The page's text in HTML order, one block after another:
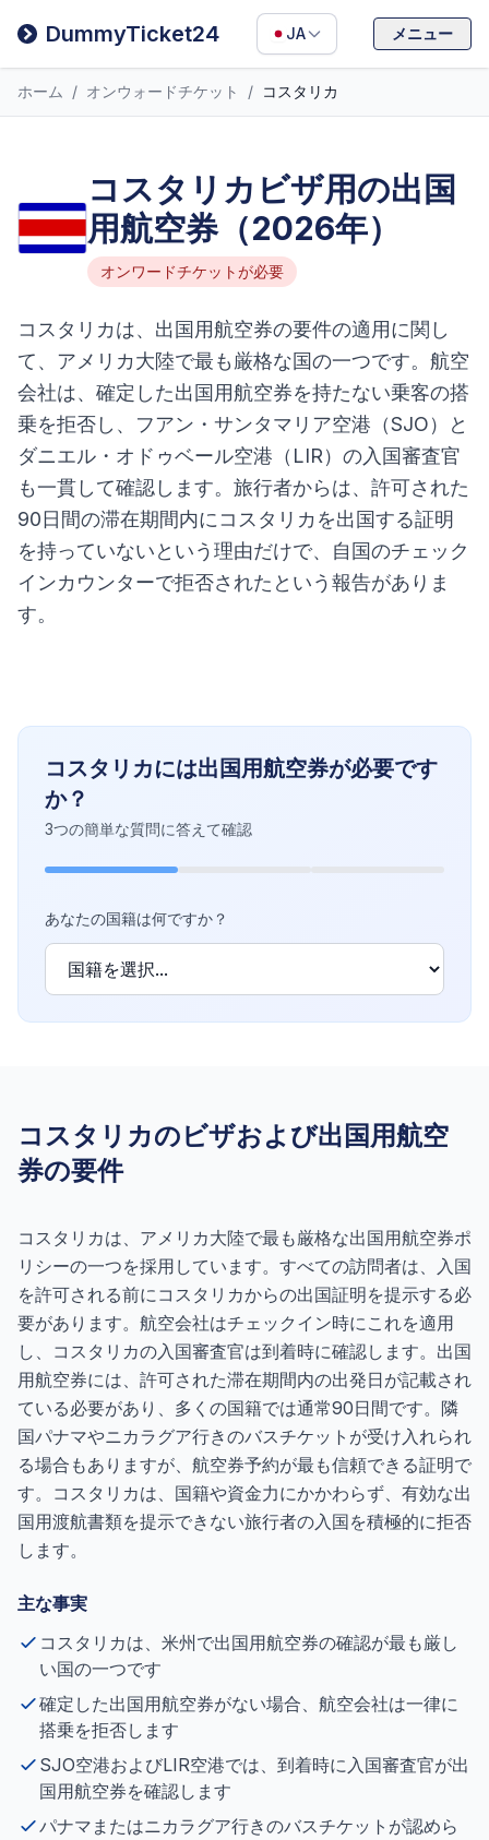
DummyTicket24 JA
Filipino
Deutsch
Español
メニュー
ホーム / オンウォードチケット / コスタリカ
コスタリカビザ用の出国
用航空券（2026年）
オンワードチケットが必要
コスタリカは、出国用航空券の要件の適用に関し
て、アメリカ大陸で最も厳格な国の一つです。航空
会社は、確定した出国用航空券を持たない乗客の搭
乗を拒否し、フアン・サンタマリア空港（SJO）と
ダニエル・オドゥベール空港（LIR）の入国審査官
も一貫して確認します。旅行者からは、許可された
90日間の滞在期間内にコスタリカを出国する証明
を持っていないという理由だけで、自国のチェック
インカウンターで拒否されたという報告がありま
す。
コスタリカには出国用航空券が必要です
か？
3つの簡単な質問に答えて確認
あなたの国籍は何ですか？
コスタリカのビザおよび出国用航空
券の要件
コスタリカは、アメリカ大陸で最も厳格な出国用航空券ポ
リシーの一つを採用しています。すべての訪問者は、入国
を許可される前にコスタリカからの出国証明を提示する必
要があります。航空会社はチェックイン時にこれを適用
し、コスタリカの入国審査官は到着時に確認します。出国
用航空券には、許可された滞在期間内の出発日が記載され
ている必要があり、多くの国籍では通常90日間です。隣
国パナマやニカラグア行きのバスチケットが受け入れられ
る場合もありますが、航空券予約が最も信頼できる証明で
す。コスタリカは、国籍や資金力にかかわらず、有効な出
国用渡航書類を提示できない旅行者の入国を積極的に拒否
します。
主な事実
コスタリカは、米州で出国用航空券の確認が最も厳し
い国の一つです
確定した出国用航空券がない場合、航空会社は一律に
搭乗を拒否します
SJO空港およびLIR空港では、到着時に入国審査官が出
国用航空券を確認します
パナマまたはニカラグア行きのバスチケットが認めら